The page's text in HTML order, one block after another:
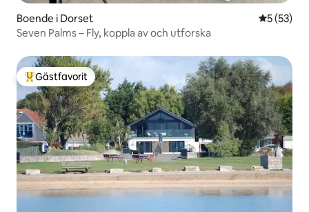
Boende i Dorset 5 av 5 i
5 (53)
Seven Palms – Fly, koppla av och utforska
Populär gästfavorit
Gästfavorit